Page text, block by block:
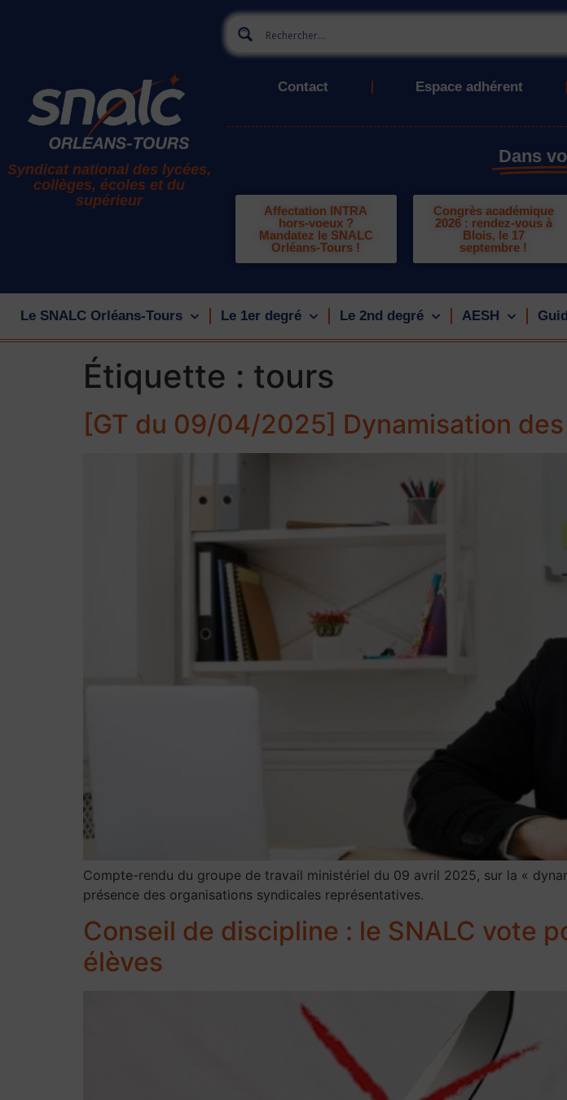
Syndicat national des lycées,
collèges, écoles et du
supérieur
Contact Espace adhérent
Dans
Affectation INTRA
hors-voeux ?
Mandatez le SNALC
Orléans-Tours !
Congrès académique
2026 : rendez-vous à
Blois, le 17
septembre !
Le SNALC Orléans-Tours Le 1er degré Le 2nd degré AESH
Étiquette : tours
[GT du 09/04/2025] Dynamisation
Compte-rendu du groupe de travail ministériel du 09 avril 2025, sur la «
présence des organisations syndicales représentatives.
Conseil de discipline : le SNALC vote
élèves